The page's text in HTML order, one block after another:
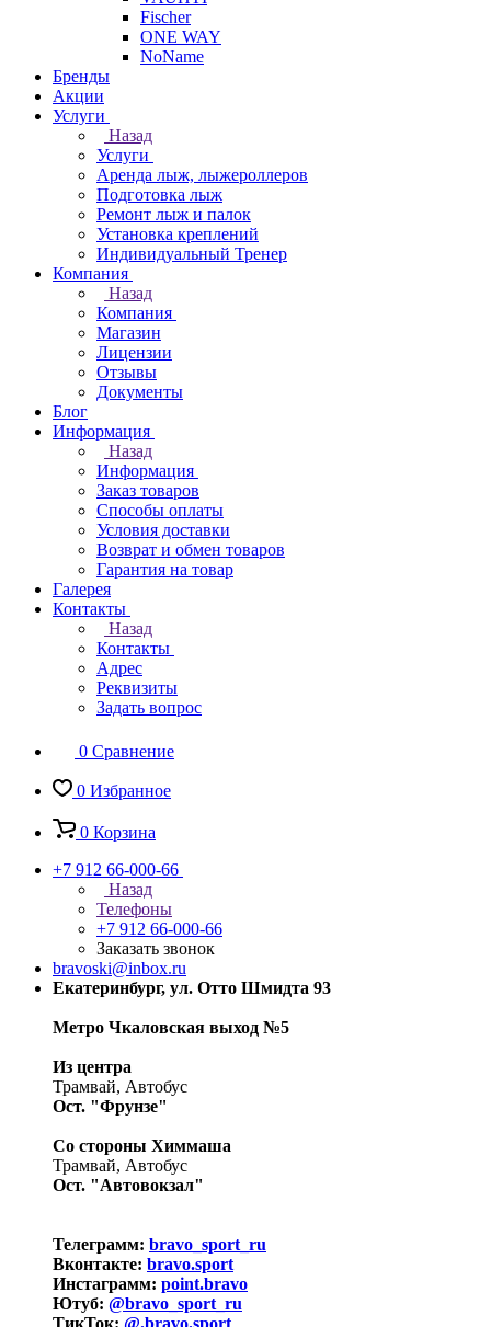
Fischer
ONE WAY
NoName
Бренды
Акции
Услуги
Назад
Услуги
Аренда лыж, лыжероллеров
Подготовка лыж
Ремонт лыж и палок
Установка креплений
Индивидуальный Тренер
Компания
Назад
Компания
Магазин
Лицензии
Отзывы
Документы
Блог
Информация
Назад
Информация
Заказ товаров
Способы оплаты
Условия доставки
Возврат и обмен товаров
Гарантия на товар
Галерея
Контакты
Назад
Контакты
Адрес
Реквизиты
Задать вопрос
0 Сравнение
0 Избранное
0 Корзина
+7 912 66-000-66
Назад
Телефоны
+7 912 66-000-66
Заказать звонок
bravoski@inbox.ru
Екатеринбург, ул. Отто Шмидта 93
Метро Чкаловская выход №5
Из центра
Трамвай, Автобус
Ост. "Фрунзе"
Со стороны Химмаша
Трамвай, Автобус
Ост. "Автовокзал"
Телеграмм: bravo_sport_ru
Вконтакте: bravo.sport
Инстаграмм: point.bravo
Ютуб: @bravo_sport_ru
ТикТок: @.bravo.sport